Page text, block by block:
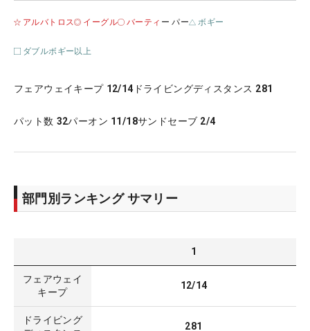
アルバトロス イーグル バーティ ー パー ボギー
ダブルボギー以上
フェアウェイキープ 12/14 ドライビングディスタンス 281
パット数 32パーオン 11/18サンドセーブ 2/4
部門別ランキング サマリー
1
フェアウェイ
キープ
12/14
ドライビング
281